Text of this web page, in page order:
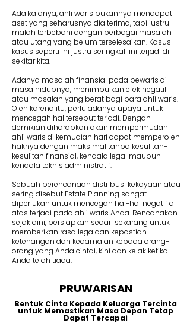
Ada kalanya, ahli waris bukannya mendapat
aset yang seharusnya dia terima, tapi justru
malah terbebani dengan berbagai masalah
atau utang yang belum terselesaikan. Kasus-
kasus seperti ini justru seringkali ini terjadi di
sekitar kita.
Adanya masalah finansial pada pewaris di
masa hidupnya, menimbulkan efek negatif
atau masalah yang berat bagi para ahli waris.
Oleh karena itu, perlu adanya upaya untuk
mencegah hal tersebut terjadi. Dengan
demikian diharapkan akan mempermudah
ahli waris di kemudian hari dapat memperoleh
haknya dengan maksimal tanpa kesulitan-
kesulitan finansial, kendala legal maupun
kendala teknis administratif.
Sebuah perencanaan distribusi kekayaan atau
sering disebut Estate Planning sangat
diperlukan untuk mencegah hal-hal negatif di
atas terjadi pada ahli waris Anda. Rencanakan
sejak dini, persiapkan sedari sekarang untuk
memberikan rasa lega dan kepastian
ketenangan dan kedamaian kepada orang-
orang yang Anda cintai, kini dan kelak ketika
Anda telah tiada.
PRUWARISAN
Bentuk Cinta Kepada Keluarga Tercinta
untuk Memastikan Masa Depan Tetap
Dapat Tercapai